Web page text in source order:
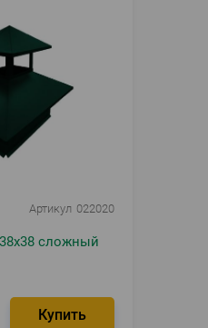
Артикул 022020
сложный